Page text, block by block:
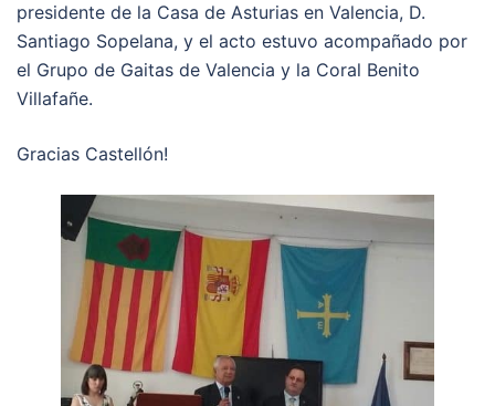
presidente de la Casa de Asturias en Valencia, D.
Santiago Sopelana, y el acto estuvo acompañado por
el Grupo de Gaitas de Valencia y la Coral Benito
Villafañe.
Gracias Castellón!